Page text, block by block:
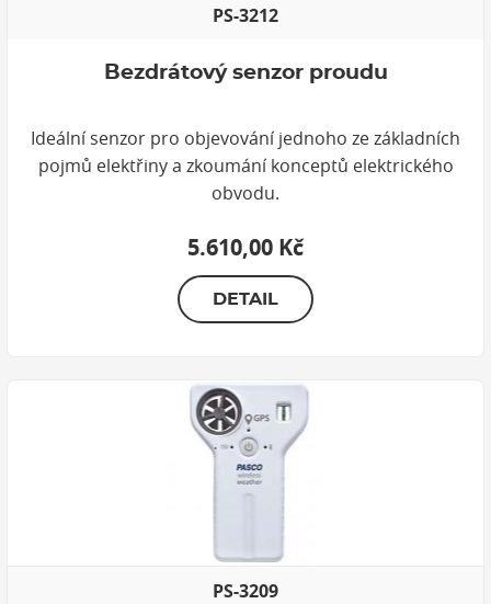
PS-3212
Bezdrátový senzor proudu
Ideální senzor pro objevování jednoho ze základních
pojmů elektřiny a zkoumání konceptů elektrického
obvodu.
5.610,00 Kč
DETAIL
PS-3209